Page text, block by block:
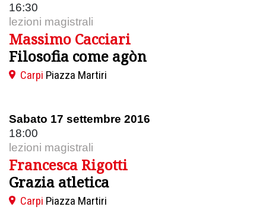
16:30
lezioni magistrali
Massimo Cacciari
Filosofia come agòn
Carpi Piazza Martiri
Sabato 17 settembre 2016
18:00
lezioni magistrali
Francesca Rigotti
Grazia atletica
Carpi Piazza Martiri